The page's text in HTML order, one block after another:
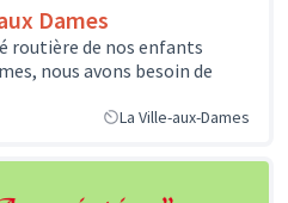
Dames
routière de nos enfants
nous avons besoin de
La Ville-aux-Dames